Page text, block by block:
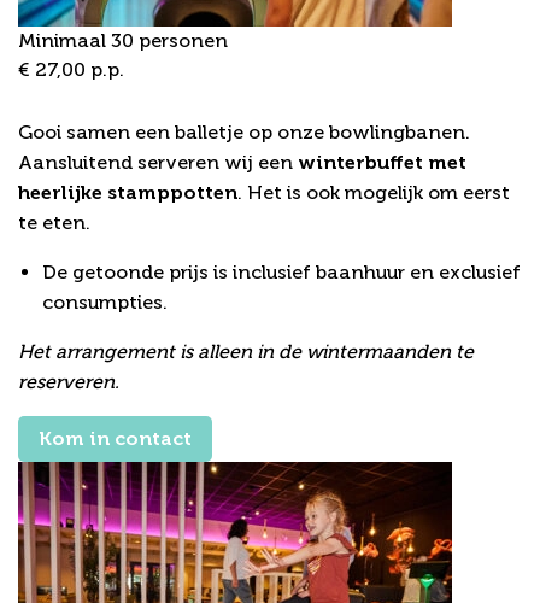
Minimaal 30 personen
€ 27,00 p.p.
Gooi samen een balletje op onze bowlingbanen.
Aansluitend serveren wij een winterbuffet met
heerlijke stamppotten. Het is ook mogelijk om eerst
te eten.
De getoonde prijs is inclusief baanhuur en exclusief
consumpties.
Het arrangement is alleen in de wintermaanden te
reserveren.
Kom in contact